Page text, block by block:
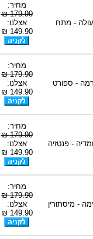
- מתח
מחיר:
179.90 ₪
אצלנו:
149.90 ₪
- ספורט
מחיר:
179.90 ₪
אצלנו:
149.90 ₪
- פנטזיה
מחיר:
179.90 ₪
אצלנו:
149.90 ₪
- מיסתורין
מחיר:
179.90 ₪
אצלנו:
149.90 ₪